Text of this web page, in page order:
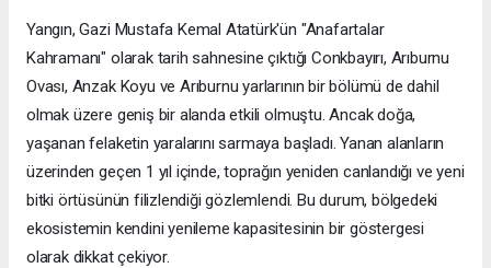
Yangın, Gazi Mustafa Kemal Atatürk'ün "Anafartalar
Kahramanı" olarak tarih sahnesine çıktığı Conkbayırı, Arıburnu
Ovası, Anzak Koyu ve Arıburnu yarlarının bir bölümü de dahil
olmak üzere geniş bir alanda etkili olmuştu. Ancak doğa,
yaşanan felaketin yaralarını sarmaya başladı. Yanan alanların
üzerinden geçen 1 yıl içinde, toprağın yeniden canlandığı ve yeni
bitki örtüsünün filizlendiği gözlemlendi. Bu durum, bölgedeki
ekosistemin kendini yenileme kapasitesinin bir göstergesi
olarak dikkat çekiyor.